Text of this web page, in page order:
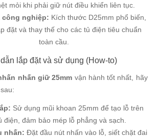
mỏi khi phải giữ nút điều khiển liên tục.
công nghiệp: Kích thước D25mm phổ biến,
đặt và thay thế cho các tủ điện tiêu chuẩn
toàn cầu.
lắp đặt và sử dụng (How-to)
nhấn giữ 25mm vận hành tốt nhất, hãy
Sử dụng mũi khoan 25mm để tạo lỗ trên
điện, đảm bảo mép lỗ phẳng và sạch.
nhấn: Đặt đầu nút nhấn vào lỗ, siết chặt đai